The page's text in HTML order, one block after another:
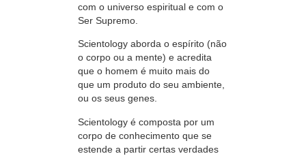
com o universo espiritual e com o
Ser Supremo.
Scientology aborda o espírito (não
o corpo ou a mente) e acredita
que o homem é muito mais do
que um produto do seu ambiente,
ou os seus genes.
Scientology é composta por um
corpo de conhecimento que se
estende a partir certas verdades